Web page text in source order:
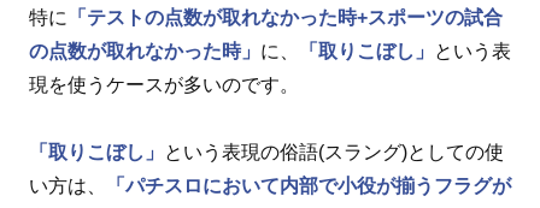
特に 「テストの点数が取れなかった時+スポーツの試合
の点数が取れなかった時」 に、 「取りこぼし」
という表
現を使うケースが多いのです。
「取りこぼし」
という表現の俗語(スラング)としての使
い方は、
「パチスロにおいて内部で小役が揃うフラグが